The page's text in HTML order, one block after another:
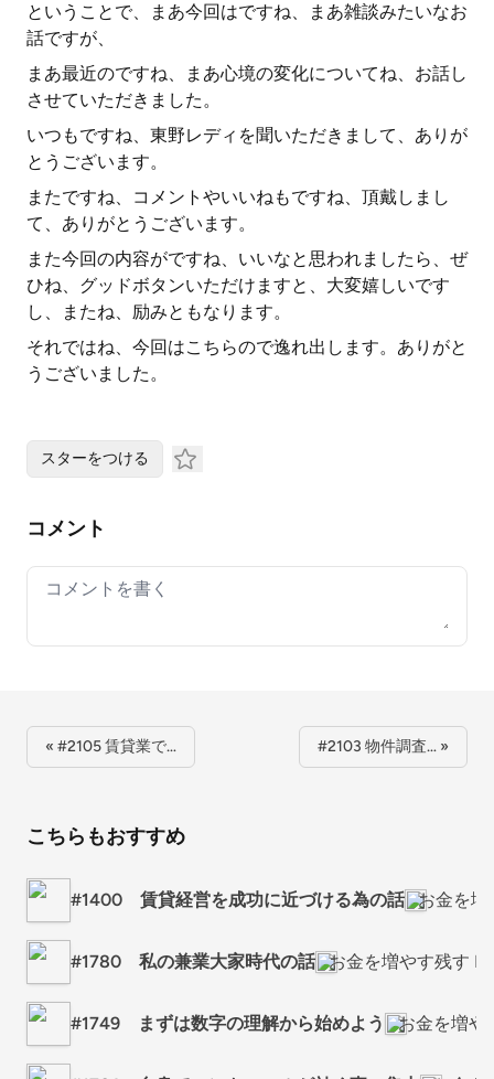
ということで、まあ今回はですね、まあ雑談みたいなお
話ですが、
まあ最近のですね、まあ心境の変化についてね、お話し
させていただきました。
いつもですね、東野レディを聞いただきまして、ありが
とうございます。
またですね、コメントやいいねもですね、頂戴しまし
て、ありがとうございます。
また今回の内容がですね、いいなと思われましたら、ぜ
ひね、グッドボタンいただけますと、大変嬉しいです
し、またね、励みともなります。
それではね、今回はこちらので逸れ出します。ありがと
うございました。
スターをつける
コメント
Your comment
« #2105 賃貸業で… #2103 物件調査… »
こちらもおすすめ
#1400 賃貸経営を成功に近づける為の話 お金を増
#1780 私の兼業大家時代の話 お金を増やす残す
#1749 まずは数字の理解から始めよう お金を増や